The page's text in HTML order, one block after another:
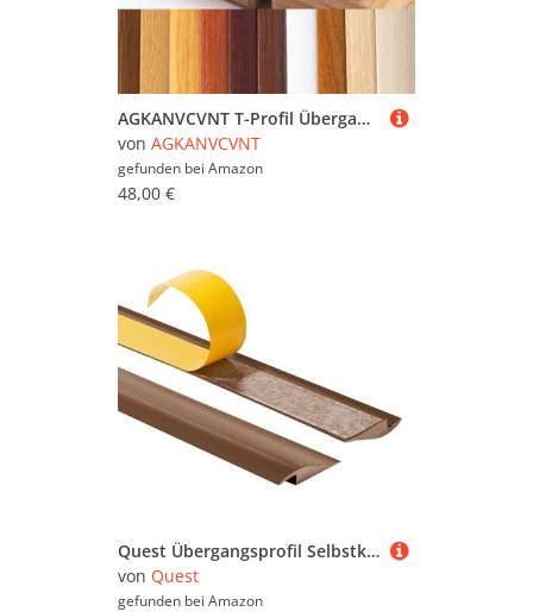
AGKANVCVNT T-Profil Übergangsschiene Übergangsprofil Breite 40mm Boden Übergangsleiste Selbstklebend Türschwellen Leiste Für Lücken Zwischen Laminatdielen Und Fliesen(Black Walnut,9Pcs)
von AGKANVCVNT
gefunden bei Amazon
48,00 €
Quest Übergangsprofil Selbstklebend PVC, Übergangsleiste Höhenausgleich | 50 mm x 7 mm | 2 Meter | Abschlussprofil, Anpassungsprofil, Höhenausgleichsprofil, Bodenleiste mit Klebeband (Braun)
von Quest
gefunden bei Amazon